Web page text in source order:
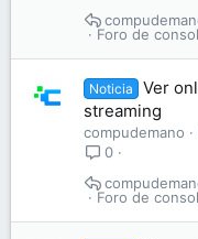
Foro de
Noticia
Ver
streaming
compudemano
0
Foro de